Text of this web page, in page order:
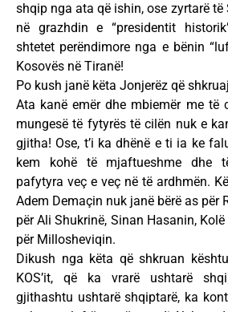
shqip nga ata që ishin, ose zyrtarë të
në grazhdin e “presidentit
shtetet perëndimore nga e bënin
Kosovës në Tiranë!
Po kush janë këta Jonjerëz që
Ata kanë emër dhe mbiemër me të
mungesë të fytyrës të cilën nuk e
gjitha! Ose, t’i ka dhënë e ti ia ke
kem kohë të mjaftueshme dhe
pafytyra veç e veç në të ardhmën.
Adem Demaçin nuk janë bërë as për
për Ali Shukrinë, Sinan Hasanin,
për Millosheviqin.
Dikush nga këta që shkruan
KOS’it, që ka vrarë ushtarë
gjithashtu ushtarë shqiptarë, ka